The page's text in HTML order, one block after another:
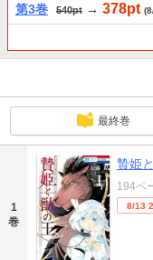
第3巻 540pt → 378pt
最終巻
1
巻
贄姫
194ペ
8/13